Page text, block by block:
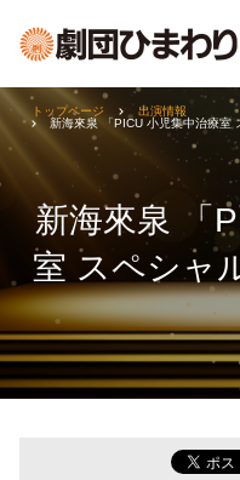
新海來泉 「
室 スペシャ
トップページ
出演情報
新海來泉 「PICU 小児集中治療室